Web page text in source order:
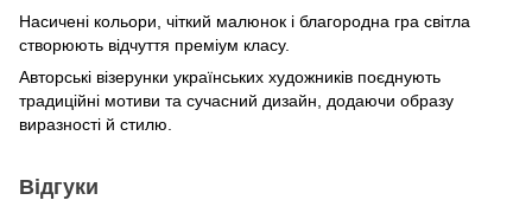
Насичені кольори, чіткий малюнок і благородна гра світла
створюють відчуття преміум класу.
Авторські візерунки українських художників поєднують
традиційні мотиви та сучасний дизайн, додаючи образу
виразності й стилю.
Відгуки